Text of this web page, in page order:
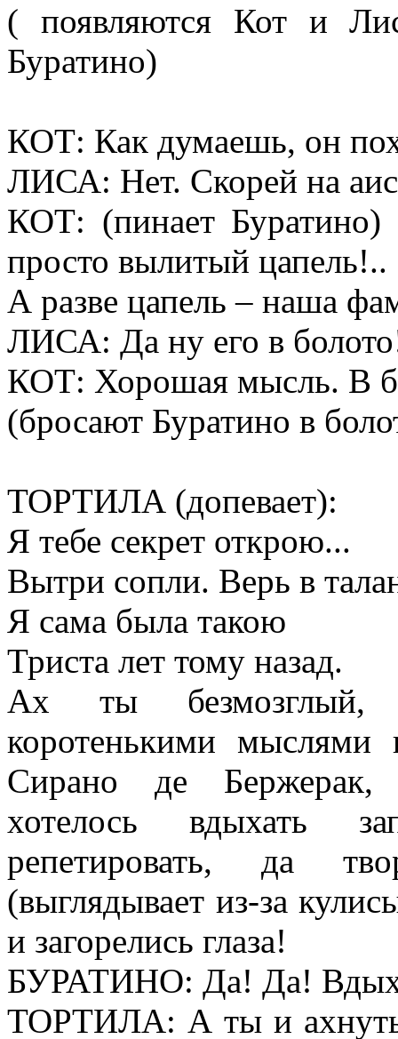
( появляются Кот и
Буратино)
КОТ: Как думаешь, он
ЛИСА: Нет. Скорей на
КОТ: (пинает
просто вылитый цапель!..
А разве цапель – наша
ЛИСА: Да ну его в
КОТ: Хорошая мысль. В
(бросают Буратино в
ТОРТИЛА (допевает):
Я тебе секрет открою...
Вытри сопли. Верь в
Я сама была такою
Триста лет тому назад.
Ах ты безмозглый,
коротенькими
Сирано де
хотелось вдыхать
репетировать, да
(выглядывает из-за
и загорелись глаза!
БУРАТИНО: Да! Да!
ТОРТИЛА: А ты и ахнуть